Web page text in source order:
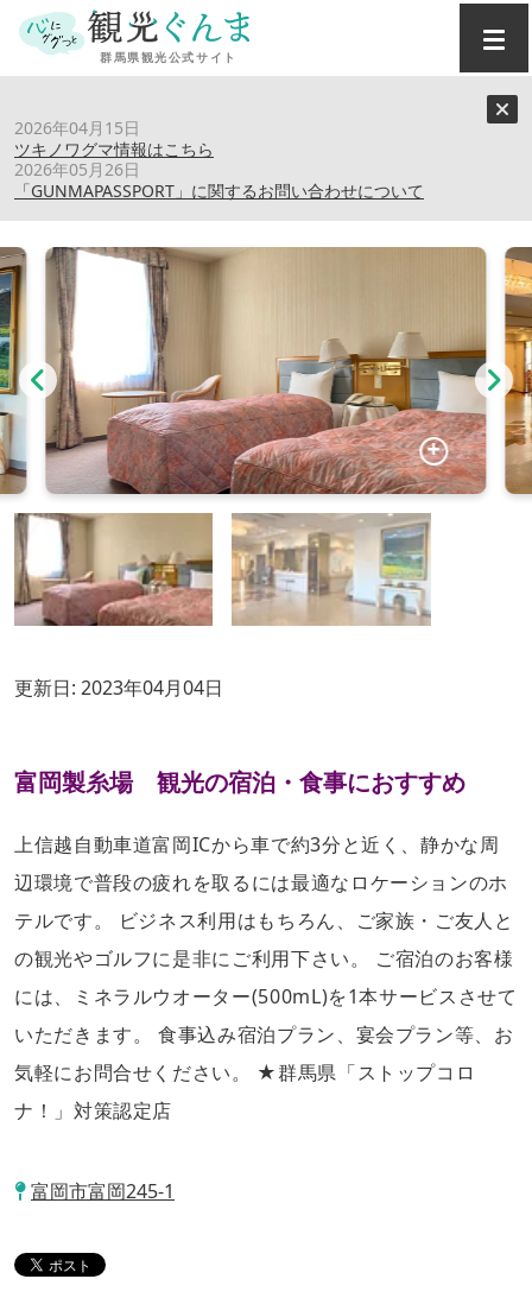
2026年04月15日
ツキノワグマ情報はこちら
2026年05月26日
「GUNMAPASSPORT」に関するお問い合わせについて
ホテルアミューズ富岡
更新日: 2023年04月04日
富岡製糸場 観光の宿泊・食事におすすめ
上信越自動車道富岡ICから車で約3分と近く、静かな周
辺環境で普段の疲れを取るには最適なロケーションのホ
テルです。 ビジネス利用はもちろん、ご家族・ご友人と
の観光やゴルフに是非にご利用下さい。 ご宿泊のお客様
には、ミネラルウオーター(500mL)を1本サービスさせて
いただきます。 食事込み宿泊プラン、宴会プラン等、お
気軽にお問合せください。 ★群馬県「ストップコロ
ナ！」対策認定店
富岡市富岡245-1